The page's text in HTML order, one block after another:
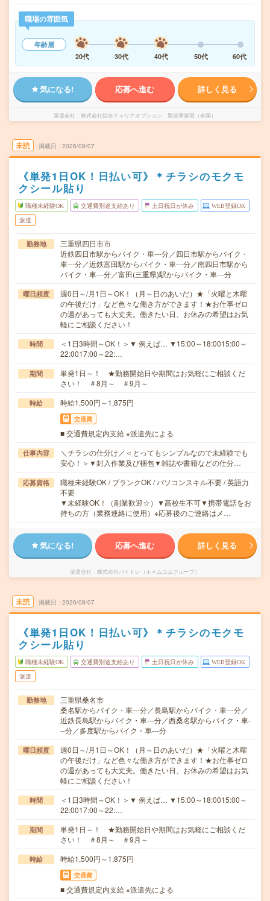
職場の雰囲気
年齢層
20代
30代 40代 50代 60代
気になる! 応募へ進む 詳しく見る
派遣会社 株式会社綜合キャリアオプション 製造事業部（全国）
未読 掲載日 2026/08/07
《単発1日OK！日払い可》＊チラシのモクモ
クシール貼り
職種未経験OK 交通費別途支給あり 土日祝日が休み WEB登録OK
派遣
勤務地
三重県四日市市
近鉄四日市駅からバイク・車---分／四日市駅からバイク・
車---分／近鉄富田駅からバイク・車---分／南四日市駅から
バイク・車---分／富田(三重県)駅からバイク・車---分
曜日頻度
週0日～/月1日～OK！（月～日のあいだ）★「火曜と木曜
の午後だけ」など色々な働き方ができます！★お仕事ゼロ
の週があっても大丈夫。働きたい日、お休みの希望はお気
軽にご相談ください！
時間
＜1日3時間～OK！＞▼ 例えば… ▼15:00～18:0015:00～
22:0017:00～22:…
期間
単発1日～！ ★勤務開始日や期間はお気軽にご相談くだ
さい！ ＃8月～ ＃9月～
時給 時給1,500円～1,875円
交通費
■ 交通費規定内支給 ※派遣先による
仕事内容
＼チラシの仕分け／＜とってもシンプルなので未経験でも
安心！＞▼封入作業及び梱包▼雑誌や書籍などの仕分…
応募資格
職種未経験OK / ブランクOK / パソコンスキル不要 / 英語力
不要
▼未経験OK！（副業歓迎☆）▼高校生不可▼携帯電話をお
持ちの方（業務連絡に使用）※応募後のご連絡はメ…
気になる! 応募へ進む 詳しく見る
派遣会社 株式会社バイトレ（キャムコムグループ）
未読 掲載日 2026/08/07
《単発1日OK！日払い可》＊チラシのモクモ
クシール貼り
職種未経験OK 交通費別途支給あり 土日祝日が休み WEB登録OK
派遣
勤務地
三重県桑名市
桑名駅からバイク・車---分／長島駅からバイク・車---分／
近鉄長島駅からバイク・車---分／西桑名駅からバイク・車-
--分／多度駅からバイク・車---分
曜日頻度
週0日～/月1日～OK！（月～日のあいだ）★「火曜と木曜
の午後だけ」など色々な働き方ができます！★お仕事ゼロ
の週があっても大丈夫。働きたい日、お休みの希望はお気
軽にご相談ください！
時間
＜1日3時間～OK！＞▼ 例えば… ▼15:00～18:0015:00～
22:0017:00～22:…
期間
単発1日～！ ★勤務開始日や期間はお気軽にご相談くだ
さい！ ＃8月～ ＃9月～
時給 時給1,500円～1,875円
交通費
■ 交通費規定内支給 ※派遣先による